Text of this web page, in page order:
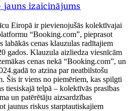
jauns izaicinājums
Eiropā ir pievienojušās kolektīvajai
“Booking.com”, pieprasot
labākās cenas klauzulas radītajiem
gados. Klauzula aizliedza viesnīcām
cenas nekā “Booking.com”, un
to atzina par neatbilstošu
Šis ir viens no piemēriem, kas spilgti
tiesiskajā telpā – kolektīvās prasības
un patērētāju aizsardzības
jaunus riskus starptautiskajiem